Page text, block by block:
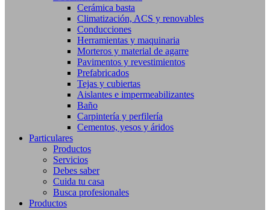
Cerámica basta
Climatización, ACS y renovables
Conducciones
Herramientas y maquinaria
Morteros y material de agarre
Pavimentos y revestimientos
Prefabricados
Tejas y cubiertas
Aislantes e impermeabilizantes
Baño
Carpintería y perfilería
Cementos, yesos y áridos
Particulares
Productos
Servicios
Debes saber
Cuida tu casa
Busca profesionales
Productos